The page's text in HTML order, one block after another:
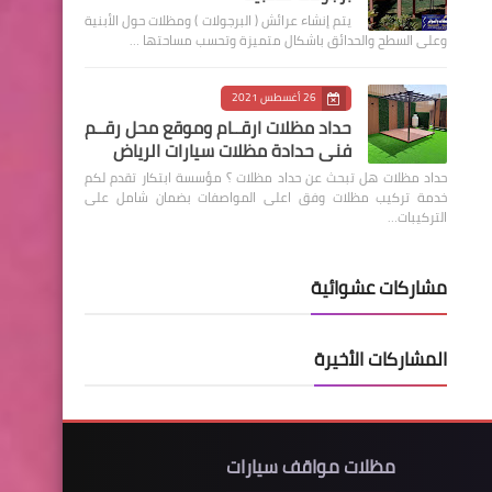
يتم إنشاء عرائش ( البرجولات ) ومظلات حول الأبنية
وعلى السطح والحدائق باشكال متميزة وتحسب مساحتها …
26 أغسطس 2021
حداد مظلات ارقــام وموقع محل رقــم
فني حدادة مظلات سيارات الرياض
حداد مظلات هل تبحث عن حداد مظلات ؟ مؤسسة ابتكار تقدم لكم
خدمة تركيب مظلات وفق اعلى المواصفات بضمان شامل على
التركيبات…
مشاركات عشوائية
المشاركات الأخيرة
مظلات مواقف سيارات